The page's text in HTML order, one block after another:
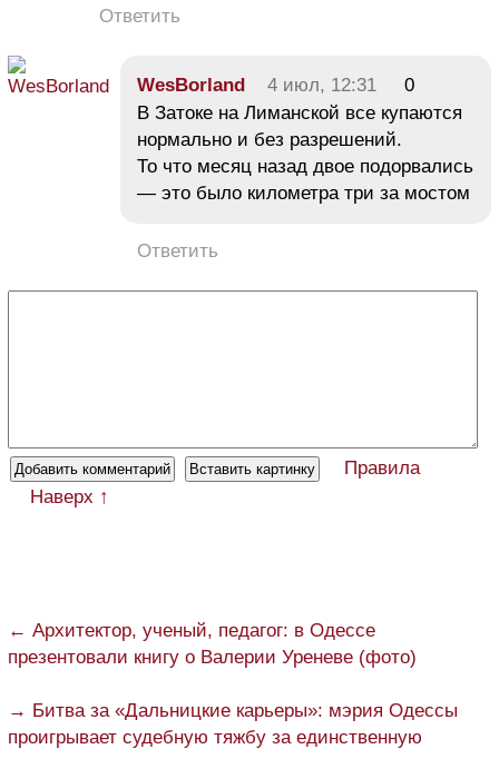
Ответить
WesBorland 4 июл, 12:31
0
В Затоке на Лиманской все купаются
нормально и без разрешений.
То что месяц назад двое подорвались
— это было километра три за мостом
Ответить
Правила
Наверх ↑
← Архитектор, ученый, педагог: в Одессе
презентовали книгу о Валерии Уреневе (фото)
→ Битва за «Дальницкие карьеры»: мэрия Одессы
проигрывает судебную тяжбу за единственную